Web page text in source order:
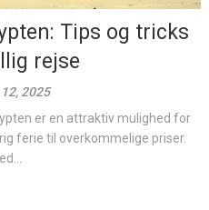
Tips og tricks
rejse
2025
er en attraktiv mulighed for
ferie til overkommelige priser.